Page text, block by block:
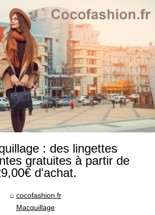
: des lingettes
gratuites à partir de
d'achat.
cocofashion.fr
Macquillage